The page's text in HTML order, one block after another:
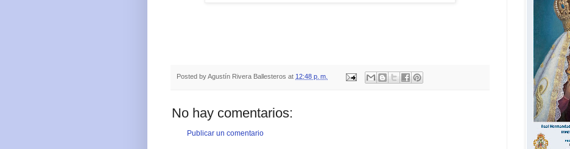
Posted byAgustín Rivera Ballesteros at 12:48 p. m.
No hay comentarios:
Publicar un comentario